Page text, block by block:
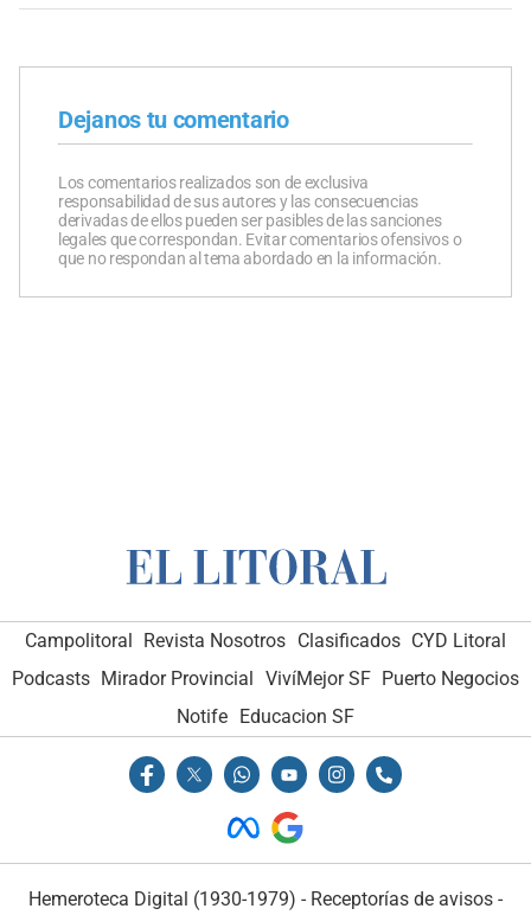
Dejanos tu comentario
Los comentarios realizados son de exclusiva
responsabilidad de sus autores y las consecuencias
derivadas de ellos pueden ser pasibles de las sanciones
legales que correspondan. Evitar comentarios ofensivos o
que no respondan al tema abordado en la información.
Campolitoral Revista Nosotros Clasificados CYD Litoral
Podcasts Mirador Provincial VivíMejor SF Puerto Negocios
Notife
Educacion SF
Hemeroteca Digital (1930-1979) - Receptorías de avisos -